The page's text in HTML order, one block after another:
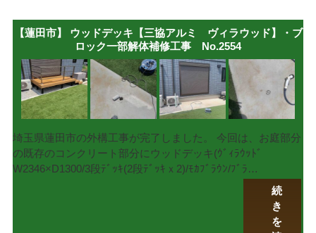
【蓮田市】 ウッドデッキ【三協アルミ ヴィラウッド】・ブ
ロック一部解体補修工事 No.2554
埼玉県蓮田市の外構工事が完了しました。 今回は、お庭部分
の既存のコンクリート部分にウッドデッキ(ｳﾞｨﾗｳｯﾄﾞ
W2346×D1300/3段ﾃﾞｯｷ(2段ﾃﾞｯｷｘ2)/ﾓｶﾌﾞﾗｳﾝ/ﾌﾞﾗ…
続
き
を